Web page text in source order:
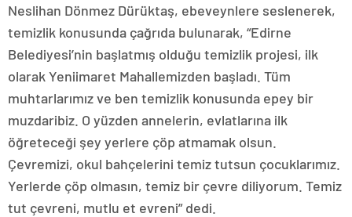
Neslihan Dönmez Dürüktaş, ebeveynlere seslenerek,
temizlik konusunda çağrıda bulunarak, “Edirne
Belediyesi’nin başlatmış olduğu temizlik projesi, ilk
olarak Yeniimaret Mahallemizden başladı. Tüm
muhtarlarımız ve ben temizlik konusunda epey bir
muzdaribiz. O yüzden annelerin, evlatlarına ilk
öğreteceği şey yerlere çöp atmamak olsun.
Çevremizi, okul bahçelerini temiz tutsun çocuklarımız.
Yerlerde çöp olmasın, temiz bir çevre diliyorum. Temiz
tut çevreni, mutlu et evreni” dedi.